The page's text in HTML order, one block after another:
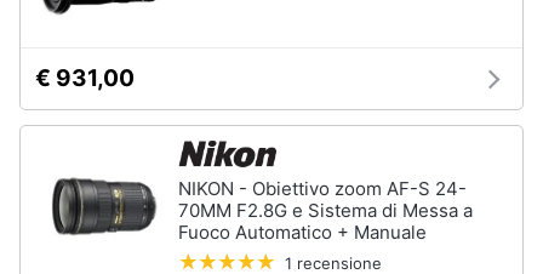
€ 931,00
NIKON - Obiettivo zoom AF-S 24-
70MM F2.8G e Sistema di Messa a
Fuoco Automatico + Manuale
1 recensione